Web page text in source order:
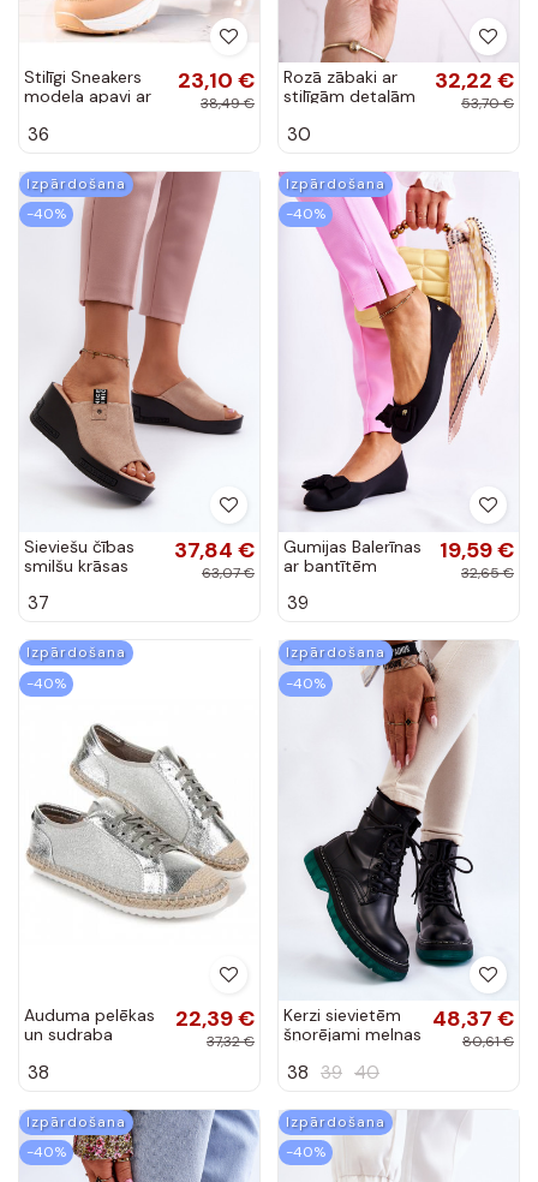
Stilīgi Sneakers
modeļa apavi ar
23,10 €
38,49 €
36
Rozā zābaki ar
stilīgām detaļām
32,22 €
53,70 €
30
Izpārdošana
-40%
Sieviešu čības
smilšu krāsas
37,84 €
63,07 €
37
Izpārdošana
-40%
Gumijas Balerīnas
ar bantītēm
Fergie
19,59 €
32,65 €
39
Izpārdošana
-40%
Auduma pelēkas
un sudraba
HSYFA11S
22,39 €
37,32 €
38
Izpārdošana
-40%
Kerzi sievietēm
šņorējami melnas
48,37 €
80,61 €
38 39 40
Izpārdošana
-40%
Izpārdošana
-40%